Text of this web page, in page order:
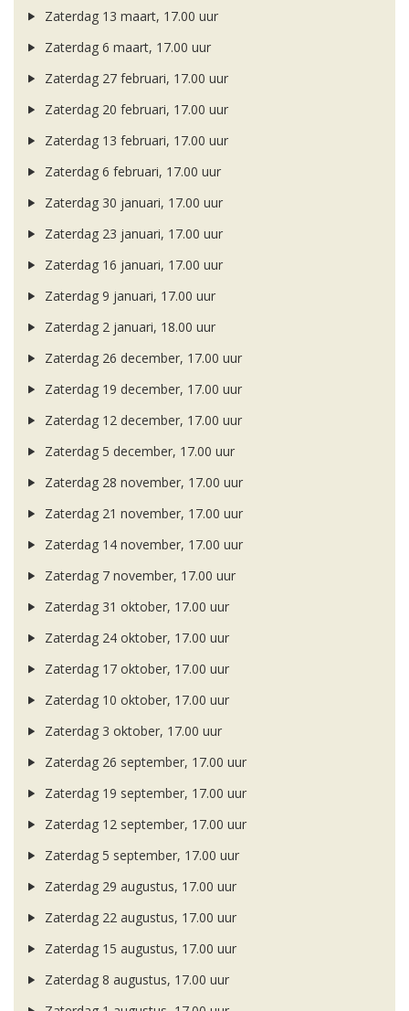
Zaterdag 13 maart, 17.00 uur
Zaterdag 6 maart, 17.00 uur
Zaterdag 27 februari, 17.00 uur
Zaterdag 20 februari, 17.00 uur
Zaterdag 13 februari, 17.00 uur
Zaterdag 6 februari, 17.00 uur
Zaterdag 30 januari, 17.00 uur
Zaterdag 23 januari, 17.00 uur
Zaterdag 16 januari, 17.00 uur
Zaterdag 9 januari, 17.00 uur
Zaterdag 2 januari, 18.00 uur
Zaterdag 26 december, 17.00 uur
Zaterdag 19 december, 17.00 uur
Zaterdag 12 december, 17.00 uur
Zaterdag 5 december, 17.00 uur
Zaterdag 28 november, 17.00 uur
Zaterdag 21 november, 17.00 uur
Zaterdag 14 november, 17.00 uur
Zaterdag 7 november, 17.00 uur
Zaterdag 31 oktober, 17.00 uur
Zaterdag 24 oktober, 17.00 uur
Zaterdag 17 oktober, 17.00 uur
Zaterdag 10 oktober, 17.00 uur
Zaterdag 3 oktober, 17.00 uur
Zaterdag 26 september, 17.00 uur
Zaterdag 19 september, 17.00 uur
Zaterdag 12 september, 17.00 uur
Zaterdag 5 september, 17.00 uur
Zaterdag 29 augustus, 17.00 uur
Zaterdag 22 augustus, 17.00 uur
Zaterdag 15 augustus, 17.00 uur
Zaterdag 8 augustus, 17.00 uur